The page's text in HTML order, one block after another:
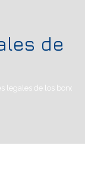
de
legales de los bonos